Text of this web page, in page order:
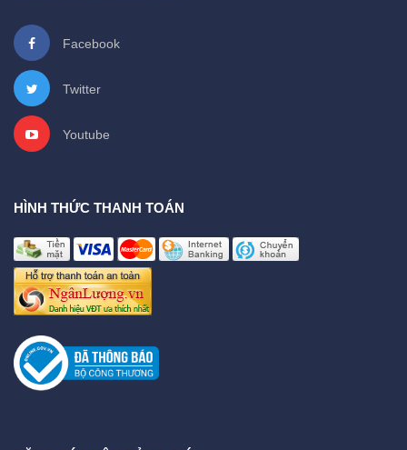
Facebook
Twitter
Youtube
HÌNH THỨC THANH TOÁN